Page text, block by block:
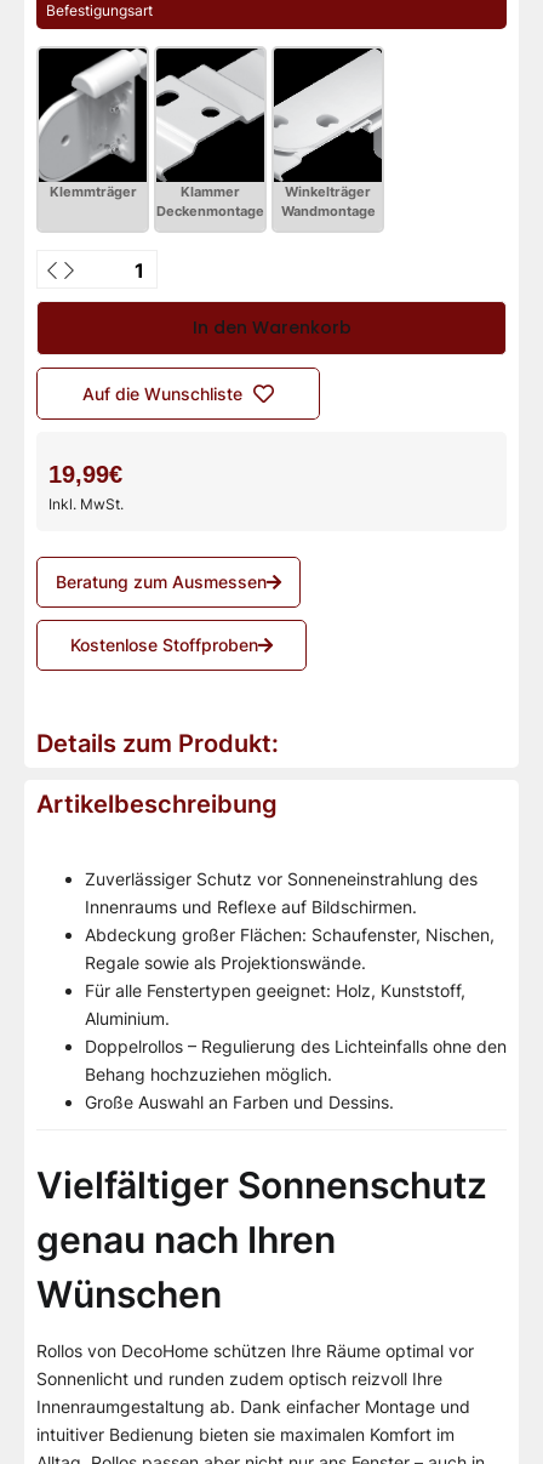
Befestigungsart
In den Warenkorb
Auf die Wunschliste
19,99€
Inkl. MwSt.
Beratung zum Ausmessen
Kostenlose Stoffproben
Details zum Produkt:
Artikelbeschreibung
Zuverlässiger Schutz vor Sonneneinstrahlung des
Innenraums und Reflexe auf Bildschirmen.
Abdeckung großer Flächen: Schaufenster, Nischen,
Regale sowie als Projektionswände.
Für alle Fenstertypen geeignet: Holz, Kunststoff,
Aluminium.
Doppelrollos – Regulierung des Lichteinfalls ohne den
Behang hochzuziehen möglich.
Große Auswahl an Farben und Dessins.
Vielfältiger Sonnenschutz
genau nach Ihren
Wünschen
Rollos von DecoHome schützen Ihre Räume optimal vor
Sonnenlicht und runden zudem optisch reizvoll Ihre
Innenraumgestaltung ab. Dank einfacher Montage und
intuitiver Bedienung bieten sie maximalen Komfort im